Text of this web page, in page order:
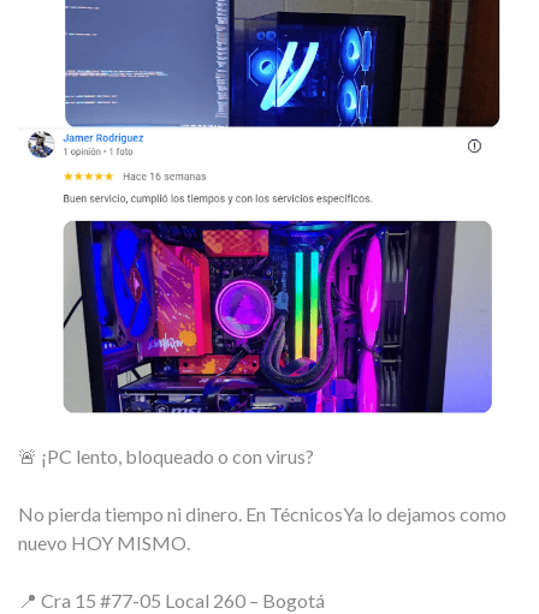
🚨 ¡PC lento, bloqueado o con virus?
No pierda tiempo ni dinero. En TécnicosYa lo dejamos como
nuevo HOY MISMO.
📍 Cra 15 #77-05 Local 260 – Bogotá